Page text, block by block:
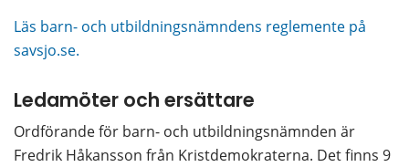
Läs barn- och utbildningsnämndens reglemente på
savsjo.se.
Ledamöter och ersättare
Ordförande för barn- och utbildningsnämnden är
Fredrik Håkansson från Kristdemokraterna. Det finns 9